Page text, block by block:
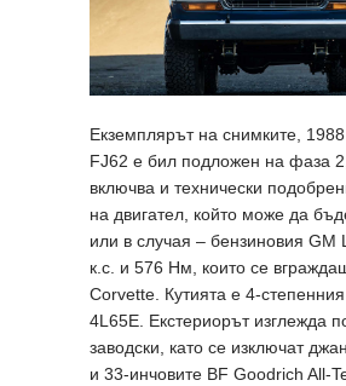
Екземплярът на снимките,
FJ62 е бил подложен на фаза
включва и технически
на двигател, който може да
или в случая – бензиновия GM
к.с. и 576 Нм, които се
Corvette. Кутията е 4-
4L65E. Екстериорът изглежда
заводски, като се изключат
и 33-инчовите BF Goodrich All-